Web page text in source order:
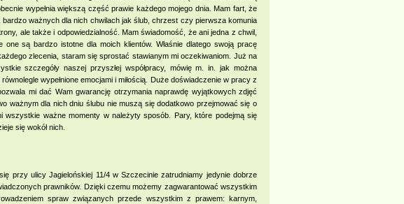
wypełnia większą część prawie każdego mojego dnia. Mam fart, że
ważnych dla nich chwilach jak ślub, chrzest czy pierwsza komunia
ale także i odpowiedzialność. Mam świadomość, że ani jedna z chwil,
są bardzo istotne dla moich klientów. Właśnie dlatego swoją pracę
zlecenia, staram się sprostać stawianym mi oczekiwaniom. Już na
szczegóły naszej przyszłej współpracy, mówię m. in. jak można
wypełnione emocjami i miłością. Duże doświadczenie w pracy z
mi dać Wam gwarancję otrzymania naprawdę wyjątkowych zdjęć
ważnym dla nich dniu ślubu nie muszą się dodatkowo przejmować się o
ważne momenty w należyty sposób. Pary, które podejmą się
się wokół nich.
przy ulicy Jagielońskiej 11/4 w Szczecinie zatrudniamy jedynie dobrze
prawników. Dzięki czemu możemy zagwarantować wszystkim
spraw związanych przede wszystkim z prawem: karnym,